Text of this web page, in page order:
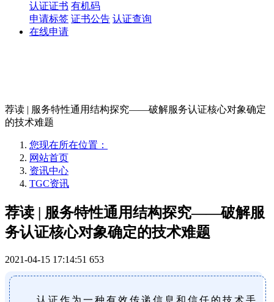
认证证书 有机码
申请标签 证书公告 认证查询
在线申请
荐读 | 服务特性通用结构探究——破解服务认证核心对象确定
的技术难题
您现在所在位置：
网站首页
资讯中心
TGC资讯
荐读 | 服务特性通用结构探究——破解服
务认证核心对象确定的技术难题
2021-04-15 17:14:51 653
认证作为一种有效传递信息和信任的技术手